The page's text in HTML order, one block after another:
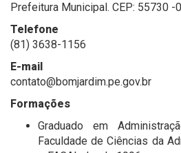
Prefeitura Municipal. CEP: 55730 -
Telefone
(81) 3638-1156
E-mail
contato@bomjardim.pe.gov.br
Formações
Graduado em
Faculdade de Ciências da